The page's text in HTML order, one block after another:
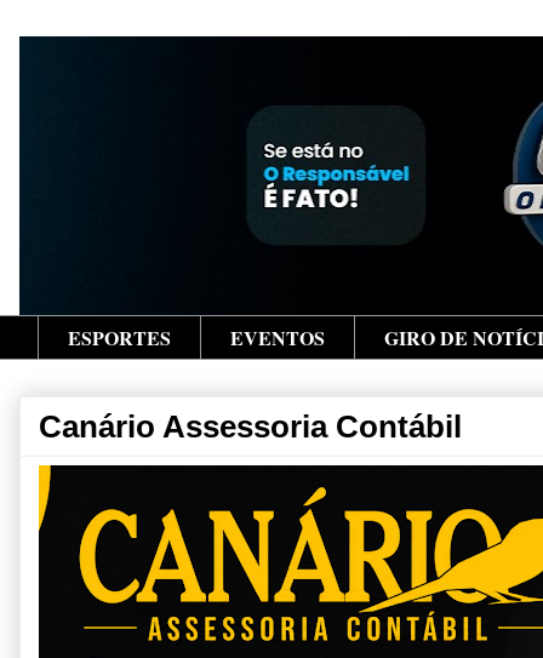
ESPORTES EVENTOS GIRO DE
Canário Assessoria Contábil